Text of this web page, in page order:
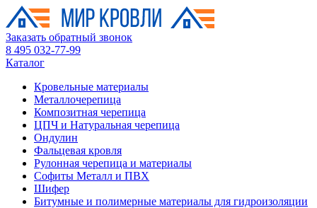
Заказать обратный звонок
8 495 032-77-99
Каталог
Кровельные материалы
Металлочерепица
Композитная черепица
ЦПЧ и Натуральная черепица
Ондулин
Фальцевая кровля
Рулонная черепица и материалы
Софиты Металл и ПВХ
Шифер
Битумные и полимерные материалы для гидроизоляции